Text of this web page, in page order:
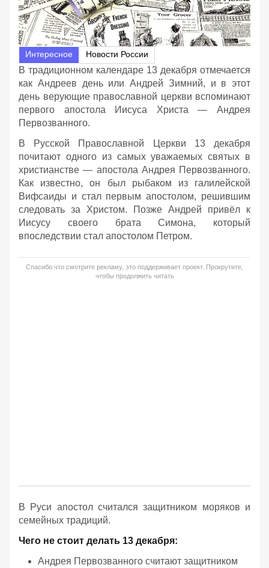
Интересное Новости России
В традиционном календаре 13 декабря отмечается
как Андреев день или Андрей Зимний, и в этот
день верующие православной церкви вспоминают
первого апостола Иисуса Христа — Андрея
Первозванного.
В Русской Православной Церкви 13 декабря
почитают одного из самых уважаемых святых в
христианстве — апостола Андрея Первозванного.
Как известно, он был рыбаком из галилейской
Вифсаиды и стал первым апостолом, решившим
следовать за Христом. Позже Андрей привёл к
Иисусу своего брата Симона, который
впоследствии стал апостолом Петром.
Спасибо что смотрите рекламу, это поддерживает проект. Прокрутите,
чтобы продолжить читать
В Руси апостол считался защитником моряков и
семейных традиций.
Чего не стоит делать 13 декабря:
Андрея Первозванного считают защитником